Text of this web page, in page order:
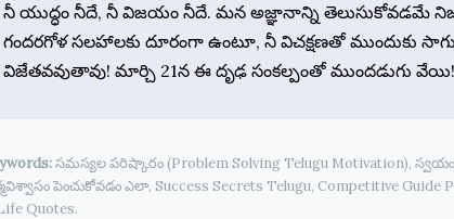
నీ యుద్ధం నీదే, నీ విజయం నీదే. మన అజ్ఞానాన్ని తెలుసుకోవడమే
గందరగోళ సలహాలకు దూరంగా ఉంటూ, నీ విచక్షణతో ముందుకు
విజేతవవుతావు! మార్చి 21న ఈ దృఢ సంకల్పంతో ముందడుగు వేయి!
సమస్యల పరిష్కారం (Problem Solving Telugu Motivation),
పెంచుకోవడం ఎలా, Success Secrets Telugu, Competitive Guide
Quotes.